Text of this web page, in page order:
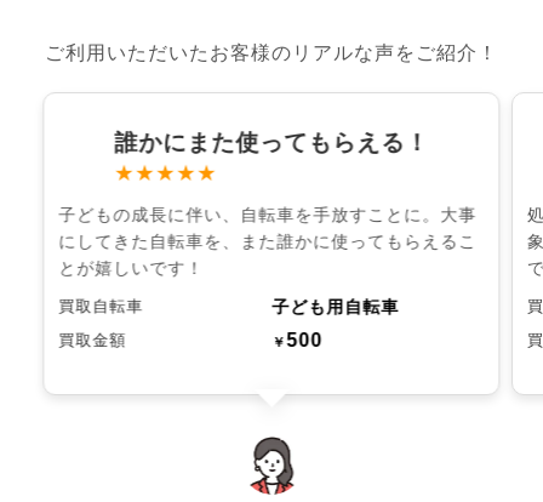
ご利用いただいたお客様のリアルな声をご紹介！
誰かにまた使ってもらえる！
★★★★★
子どもの成長に伴い、自転車を手放すことに。大事
にしてきた自転車を、また誰かに使ってもらえるこ
とが嬉しいです！
買取自転車 子ども用自転車
買取金額 ￥500
chevron_left chevron_right